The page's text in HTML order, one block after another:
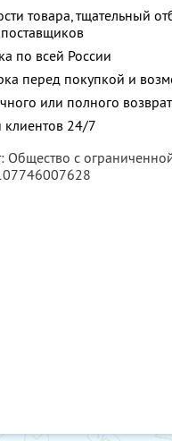
товара, тщательный
по всей России
перед покупкой и
или полного
24/7
Общество с